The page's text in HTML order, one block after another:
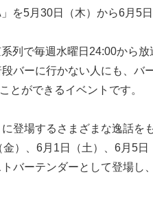
を5月30日（木）から6月5
列で毎週水曜日24:00から
バーに行かない人にも、バ
とができるイベントです。
登場するさまざまな逸話を
）、6月1日（土）、6月5日
バーテンダーとして登場し